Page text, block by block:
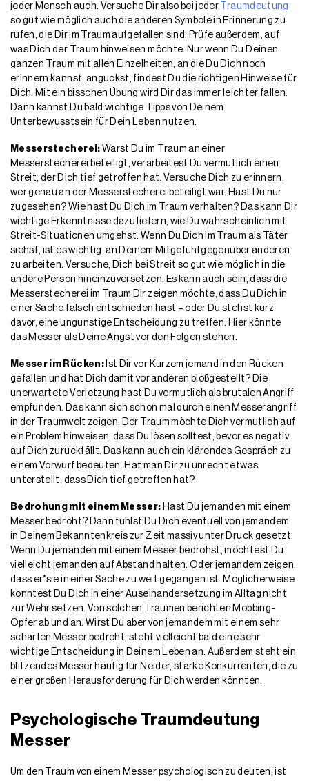
jeder Mensch auch. Versuche Dir also bei jeder
Traumdeutung
so gut wie möglich auch die anderen Symbole in Erinnerung zu
rufen, die Dir im Traum aufgefallen sind. Prüfe außerdem, auf
was Dich der Traum hinweisen möchte. Nur wenn Du Deinen
ganzen Traum mit allen Einzelheiten, an die Du Dich noch
erinnern kannst, anguckst, findest Du die richtigen Hinweise für
Dich. Mit ein bisschen Übung wird Dir das immer leichter fallen.
Dann kannst Du bald wichtige Tipps von Deinem
Unterbewusstsein für Dein Leben nutzen.
Messerstecherei: Warst Du im Traum an einer
Messerstecherei beteiligt, verarbeitest Du vermutlich einen
Streit, der Dich tief getroffen hat. Versuche Dich zu erinnern,
wer genau an der Messerstecherei beteiligt war. Hast Du nur
zugesehen? Wie hast Du Dich im Traum verhalten? Das kann Dir
wichtige Erkenntnisse dazu liefern, wie Du wahrscheinlich mit
Streit-Situationen umgehst. Wenn Du Dich im Traum als Täter
siehst, ist es wichtig, an Deinem Mitgefühl gegenüber anderen
zu arbeiten. Versuche, Dich bei Streit so gut wie möglich in die
andere Person hineinzuversetzen. Es kann auch sein, dass die
Messerstecherei im Traum Dir zeigen möchte, dass Du Dich in
einer Sache falsch entschieden hast – oder Du stehst kurz
davor, eine ungünstige Entscheidung zu treffen. Hier könnte
das Messer als Deine Angst vor den Folgen stehen.
Messer im Rücken: Ist Dir vor Kurzem jemand in den Rücken
gefallen und hat Dich damit vor anderen bloßgestellt? Die
unerwartete Verletzung hast Du vermutlich als brutalen Angriff
empfunden. Das kann sich schon mal durch einen Messerangriff
in der Traumwelt zeigen. Der Traum möchte Dich vermutlich auf
ein Problem hinweisen, dass Du lösen solltest, bevor es negativ
auf Dich zurückfällt. Das kann auch ein klärendes Gespräch zu
einem Vorwurf bedeuten. Hat man Dir zu unrecht etwas
unterstellt, dass Dich tief getroffen hat?
Bedrohung mit einem Messer: Hast Du jemanden mit einem
Messer bedroht? Dann fühlst Du Dich eventuell von jemandem
in Deinem Bekanntenkreis zur Zeit massiv unter Druck gesetzt.
Wenn Du jemanden mit einem Messer bedrohst, möchtest Du
vielleicht jemanden auf Abstand halten. Oder jemandem zeigen,
dass er*sie in einer Sache zu weit gegangen ist. Möglicherweise
konntest Du Dich in einer Auseinandersetzung im Alltag nicht
zur Wehr setzen. Von solchen Träumen berichten Mobbing-
Opfer ab und an. Wirst Du aber von jemandem mit einem sehr
scharfen Messer bedroht, steht vielleicht bald eine sehr
wichtige Entscheidung in Deinem Leben an. Außerdem steht ein
blitzendes Messer häufig für Neider, starke Konkurrenten, die zu
einer großen Herausforderung für Dich werden könnten.
Psychologische Traumdeutung
Messer
Um den Traum von einem Messer psychologisch zu deuten, ist